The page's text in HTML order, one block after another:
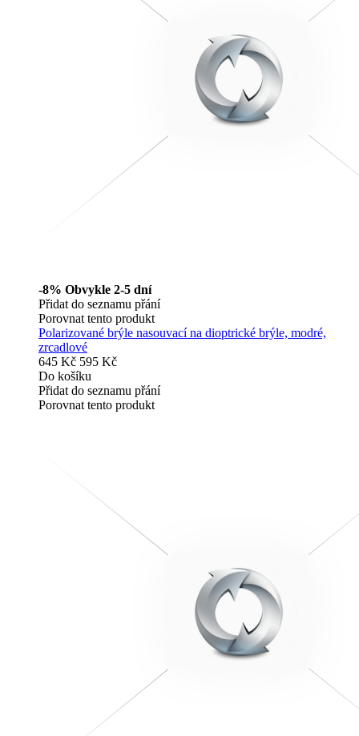
-8% Obvykle 2-5 dní
Přidat do seznamu přání
Porovnat tento produkt
Polarizované brýle nasouvací na dioptrické brýle, modré,
zrcadlové
645 Kč 595 Kč
Do košíku
Přidat do seznamu přání
Porovnat tento produkt